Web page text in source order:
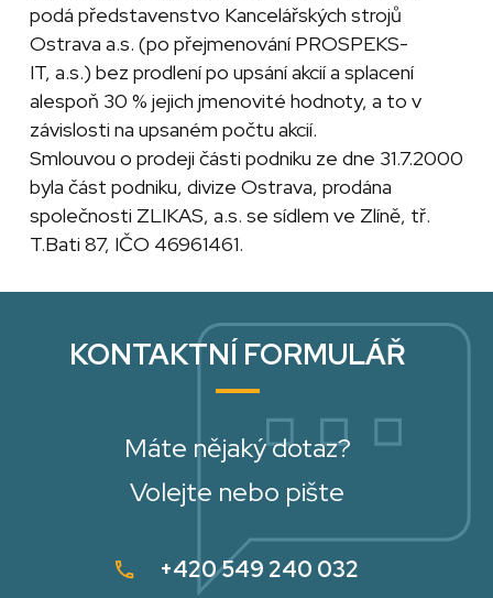
podá představenstvo Kancelářských strojů
Ostrava a.s. (po přejmenování PROSPEKS-
IT, a.s.) bez prodlení po upsání akcií a splacení
alespoň 30 % jejich jmenovité hodnoty, a to v
závislosti na upsaném počtu akcií.
Smlouvou o prodeji části podniku ze dne 31.7.2000
byla část podniku, divize Ostrava, prodána
společnosti ZLIKAS, a.s. se sídlem ve Zlíně, tř.
T.Bati 87, IČO 46961461.
KONTAKTNÍ FORMULÁŘ
Máte nějaký dotaz?
Volejte nebo pište
+420 549 240 032